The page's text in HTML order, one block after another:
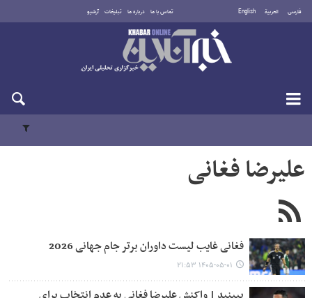
فارسی العربية English تماس با ما درباره ما تبلیغات آرشیو
جمعه ۱۶ مرداد ۱۴۰۵
علیرضا فغانی
فغانی غایب لیست داوران برتر جام جهانی 2026
۱۴۰۵-۰۵-۰۱ ۲۱:۵۳